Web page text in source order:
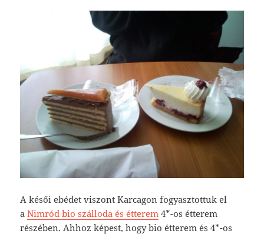
A késői ebédet viszont Karcagon fogyasztottuk el
aNimród bio szálloda és étterem 4*-os étterem
részében. Ahhoz képest, hogy bio étterem és 4*-os